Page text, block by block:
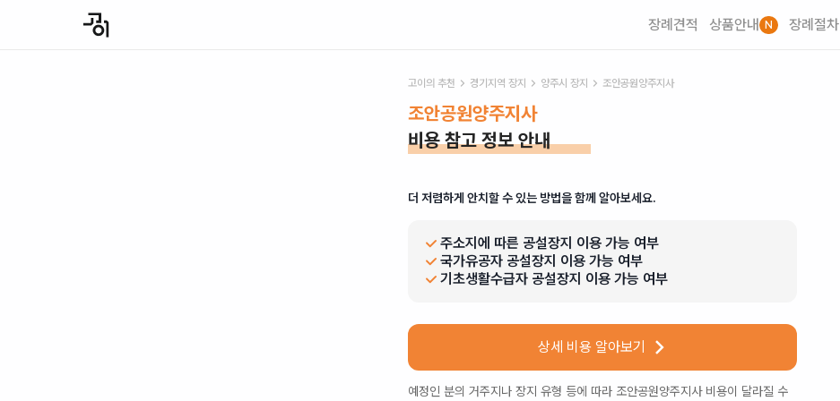
장례견적 상품안내 N 장례절차
고이의 추천 경기 지역 장지 양주시 장지 조안공원양주지사
조안공원양주지사
비용 참고 정보 안내
더 저렴하게 안치할 수 있는 방법을 함께 알아보세요.
주소지에 따른 공설장지 이용 가능 여부
국가유공자 공설장지 이용 가능 여부
기초생활수급자 공설장지 이용 가능 여부
상세 비용 알아보기
예정인 분의 거주지나 장지 유형 등에 따라 조안공원양주지사비용이 달라질 수